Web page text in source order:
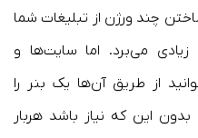
چند ورژن از تبلیغات شما
می‌برد. اما سایت‌ها و
از طریق آن‌ها یک بنر را
این که نیاز باشد هربار